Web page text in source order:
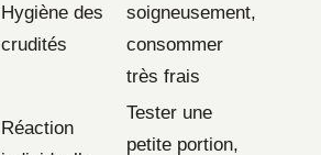
Hygiène des
crudités
soigneusement,
consommer
très frais
Réaction
Tester une
petite portion,